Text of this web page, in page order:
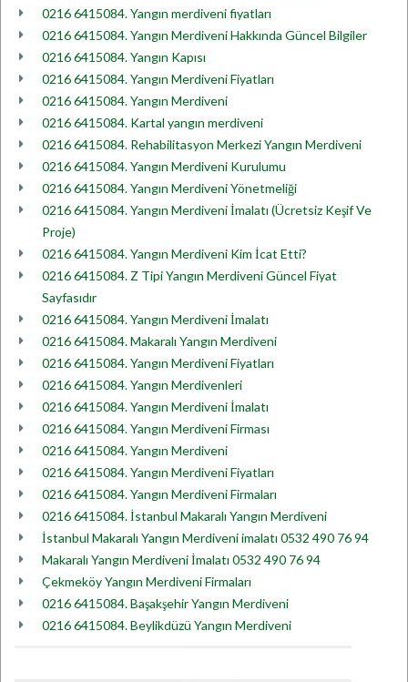
0216 6415084. Yangın merdiveni fiyatları
0216 6415084. Yangın Merdiveni Hakkında Güncel Bilgiler
0216 6415084. Yangın Kapısı
0216 6415084. Yangın Merdiveni Fiyatları
0216 6415084. Yangın Merdiveni
0216 6415084. Kartal yangın merdiveni
0216 6415084. Rehabilitasyon Merkezi Yangın Merdiveni
0216 6415084. Yangın Merdiveni Kurulumu
0216 6415084. Yangın Merdiveni Yönetmeliği
0216 6415084. Yangın Merdiveni İmalatı (Ücretsiz Keşif Ve
Proje)
0216 6415084. Yangın Merdiveni Kim İcat Etti?
0216 6415084. Z Tipi Yangın Merdiveni Güncel Fiyat
Sayfasıdır
0216 6415084. Yangın Merdiveni İmalatı
0216 6415084. Makaralı Yangın Merdiveni
0216 6415084. Yangın Merdiveni Fiyatları
0216 6415084. Yangın Merdivenleri
0216 6415084. Yangın Merdiveni İmalatı
0216 6415084. Yangın Merdiveni Firması
0216 6415084. Yangın Merdiveni
0216 6415084. Yangın Merdiveni Fiyatları
0216 6415084. Yangın Merdiveni Firmaları
0216 6415084. İstanbul Makaralı Yangın Merdiveni
İstanbul Makaralı Yangın Merdiveni imalatı 0532 490 76 94
Makaralı Yangın Merdiveni İmalatı 0532 490 76 94
Çekmeköy Yangın Merdiveni Firmaları
0216 6415084. Başakşehir Yangın Merdiveni
0216 6415084. Beylikdüzü Yangın Merdiveni